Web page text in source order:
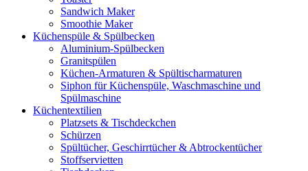
Sandwich Maker
Smoothie Maker
Küchenspüle & Spülbecken
Aluminium-Spülbecken
Granitspülen
Küchen-Armaturen & Spültischarmaturen
Siphon für Küchenspüle, Waschmaschine und
Spülmaschine
Küchentextilien
Platzsets & Tischdeckchen
Schürzen
Spültücher, Geschirrtücher & Abtrockentücher
Stoffservietten